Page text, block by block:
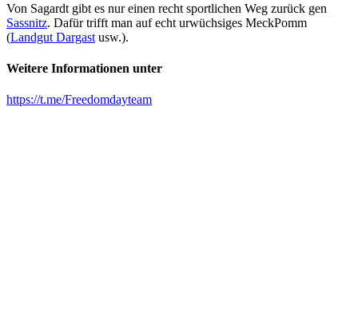
Von Sagardt gibt es nur einen recht sportlichen Weg zurück gen
Sassnitz. Dafür trifft man auf echt urwüchsiges MeckPomm
(Landgut Dargast usw.).
Weitere Informationen unter
https://t.me/Freedomdayteam